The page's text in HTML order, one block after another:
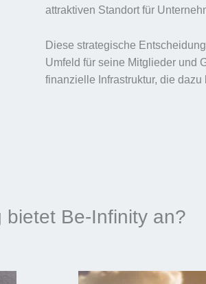
attraktiven Standort für
Diese strategische
Umfeld für seine Mitglieder und
finanzielle Infrastruktur, die
bietet Be-Infinity an?